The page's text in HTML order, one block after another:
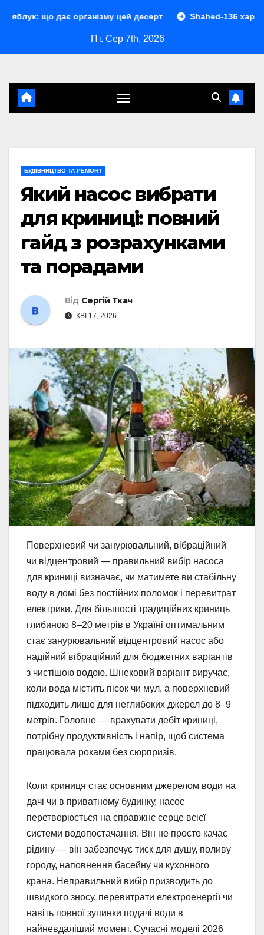
організму цей десерт Shahed-136 характеристики:
Пт. Сер 7th, 2026
БУДІВНИЦТВО ТА РЕМОНТ
Який насос вибрати
для криниці: повний
гайд з розрахунками
та порадами
Від Сергій Ткач
КВІ 17, 2026
Поверхневий чи занурювальний, вібраційний
чи відцентровий — правильний вибір насоса
для криниці визначає, чи матимете ви стабільну
воду в домі без постійних поломок і перевитрат
електрики. Для більшості традиційних криниць
глибиною 8–20 метрів в Україні оптимальним
стає занурювальний відцентровий насос або
надійний вібраційний для бюджетних варіантів
з чистішою водою. Шнековий варіант виручає,
коли вода містить пісок чи мул, а поверхневий
підходить лише для неглибоких джерел до 8–9
метрів. Головне — врахувати дебіт криниці,
потрібну продуктивність і напір, щоб система
працювала роками без сюрпризів.
Коли криниця стає основним джерелом води на
дачі чи в приватному будинку, насос
перетворюється на справжнє серце всієї
системи водопостачання. Він не просто качає
рідину — він забезпечує тиск для душу, поливу
городу, наповнення басейну чи кухонного
крана. Неправильний вибір призводить до
швидкого зносу, перевитрати електроенергії чи
навіть повної зупинки подачі води в
найневдаліший момент. Сучасні моделі 2026